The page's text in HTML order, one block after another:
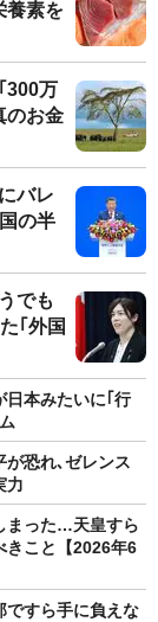
養素を
300万
のお金
バレ
の半
でも
｢外国
本みたいに｢行
恐れ､ゼレンス
力
まった…天皇すら
きこと【2026年6
すら手に負えな